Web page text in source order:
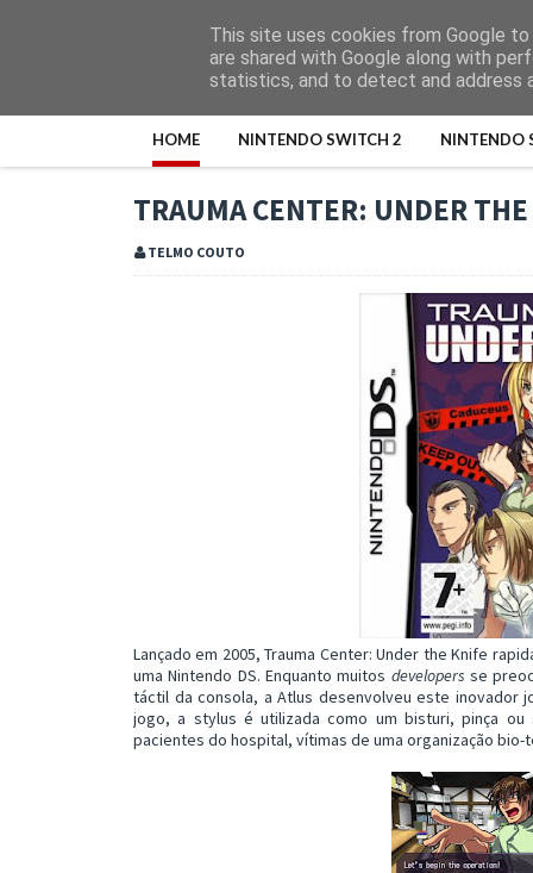
HOME NINTENDO SWITCH 2 NINTENDO
TRAUMA CENTER: UNDER
TELMO COUTO
Lançado em 2005, Trauma Center: Under the Knife
uma Nintendo DS. Enquanto muitos developers se
táctil da consola, a Atlus desenvolveu este inovador
jogo, a stylus é utilizada como um bisturi, pinça
pacientes do hospital, vítimas de uma organização
This site uses cookies from Google
are shared with Google along with
statistics, and to detect and address